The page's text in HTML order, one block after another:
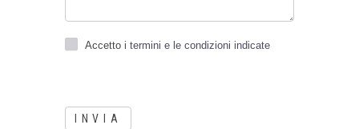
Accetto i termini e le condizioni indicate
INVIA